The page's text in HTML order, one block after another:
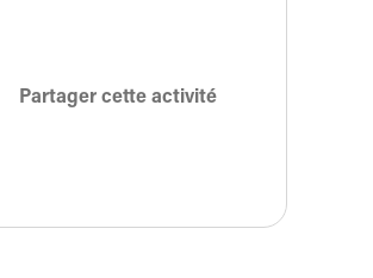
Partager cette activité